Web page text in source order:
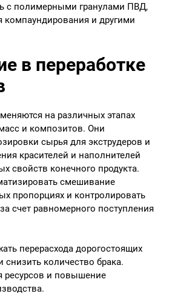
с полимерными гранулами ПВД,
и другими
в переработке
на различных этапах
и композитов. Они
сырья для экструдеров и
красителей и наполнителей
свойств конечного продукта.
смешивание
пропорциях и контролировать
счет равномерного поступления
перерасхода дорогостоящих
снизить количество брака.
ресурсов и повышение